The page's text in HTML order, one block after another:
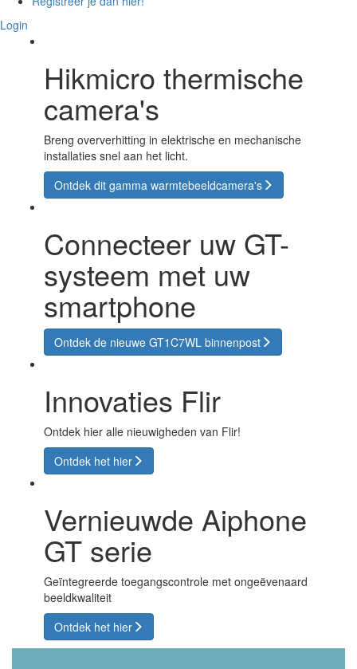
Login
Hikmicro thermische
camera's
Breng oververhitting in elektrische en mechanische
installaties snel aan het licht.
Ontdek dit gamma warmtebeeldcamera's
Connecteer uw GT-
systeem met uw
smartphone
Ontdek de nieuwe GT1C7WL binnenpost
Innovaties Flir
Ontdek hier alle nieuwigheden van Flir!
Ontdek het hier
Vernieuwde Aiphone
GT serie
Geïntegreerde toegangscontrole met ongeëvenaard
beeldkwaliteit
Ontdek het hier